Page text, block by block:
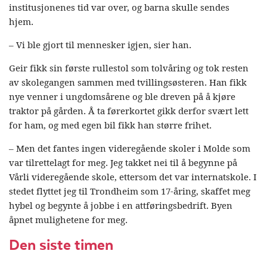
institusjonenes tid var over, og barna skulle sendes
hjem.
– Vi ble gjort til mennesker igjen, sier han.
Geir fikk sin første rullestol som tolvåring og tok resten
av skolegangen sammen med tvillingsøsteren. Han fikk
nye venner i ungdomsårene og ble dreven på å kjøre
traktor på gården. Å ta førerkortet gikk derfor svært lett
for ham, og med egen bil fikk han større frihet.
– Men det fantes ingen videregående skoler i Molde som
var tilrettelagt for meg. Jeg takket nei til å begynne på
Vårli videregående skole, ettersom det var internatskole. I
stedet flyttet jeg til Trondheim som 17-åring, skaffet meg
hybel og begynte å jobbe i en attføringsbedrift. Byen
åpnet mulighetene for meg.
Den siste timen